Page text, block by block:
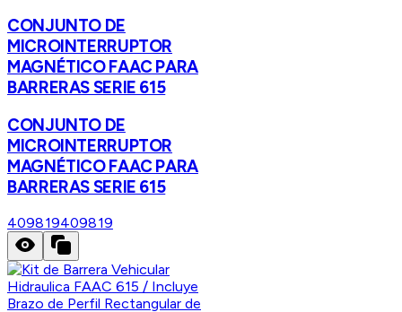
CONJUNTO DE
MICROINTERRUPTOR
MAGNÉTICO FAAC PARA
BARRERAS SERIE 615
CONJUNTO DE
MICROINTERRUPTOR
MAGNÉTICO FAAC PARA
BARRERAS SERIE 615
409819409819